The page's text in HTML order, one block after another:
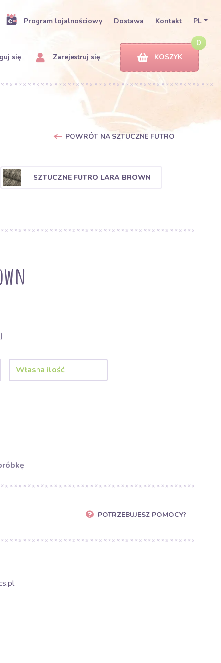
Program lojalnościowy Dostawa Kontakt PL
się Zarejestruj się
0
KOSZYK
POWRÓT NA SZTUCZNE FUTRO
SZTUCZNE FUTRO LARA BROWN
POTRZEBUJESZ POMOCY?